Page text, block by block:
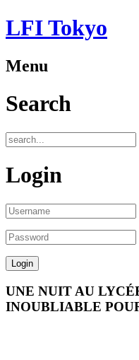
LFI Tokyo
Menu
Search
Login
UNE NUIT AU
INOUBLIABLE